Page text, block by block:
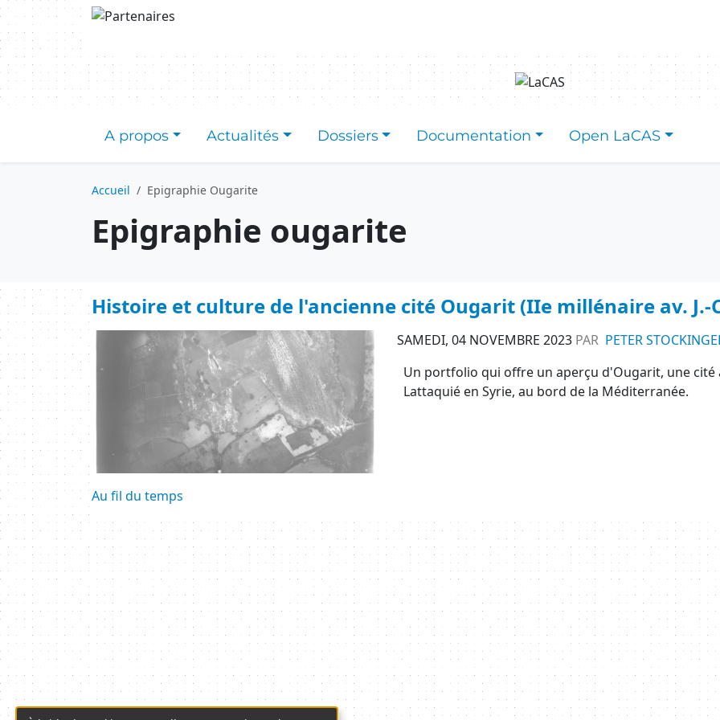
Aller au contenu principal
A propos Actualités Dossiers Documentation Open LaCAS
Accueil Epigraphie Ougarite
Epigraphie ougarite
Histoire et culture de l'ancienne cité Ougarit (IIe millénaire av. J.-
SAMEDI, 04 NOVEMBRE 2023 PAR PETER
Un portfolio qui offre un aperçu d'Ougarit, une cité
Lattaquié en Syrie, au bord de la Méditerranée.
Au fil du temps